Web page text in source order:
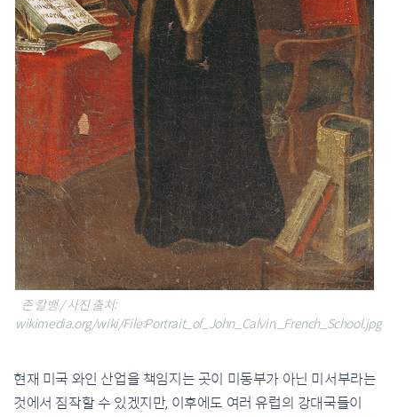
존 칼뱅 / 사진 출처:
wikimedia.org/wiki/File:Portrait_of_John_Calvin,_French_School.jpg
현재 미국 와인 산업을 책임지는 곳이 미동부가 아닌 미서부라는
것에서 짐작할 수 있겠지만, 이후에도 여러 유럽의 강대국들이